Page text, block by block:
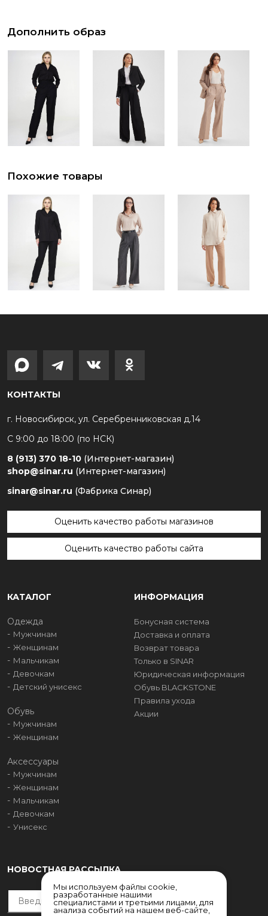
Дополнить образ
Похожие товары
КОНТАКТЫ
г. Новосибирск, ул. Серебренниковская д.14
С 9:00 до 18:00 (по НСК)
8 (913) 370 18-10 (Интернет-магазин)
shop@sinar.ru (Интернет-магазин)
sinar@sinar.ru (Фабрика Синар)
Оценить качество работы магазинов
Оценить качество работы сайта
КАТАЛОГ
Одежда
Мужчинам
Женщинам
Мальчикам
Девочкам
Детский унисекс
Обувь
Мужчинам
Женщинам
Аксессуары
Мужчинам
Женщинам
Мальчикам
Девочкам
Унисекс
ИНФОРМАЦИЯ
Бонусная система
Доставка и оплата
Возврат товара
Только в SINAR
Юридическая информация
Обувь BLACKSTONE
Правила ухода
Акции
НОВОСТНАЯ РАССЫЛКА
Мы используем файлы cookie,
разработанные нашими
специалистами и третьими лицами, для
анализа событий на нашем веб-сайте,